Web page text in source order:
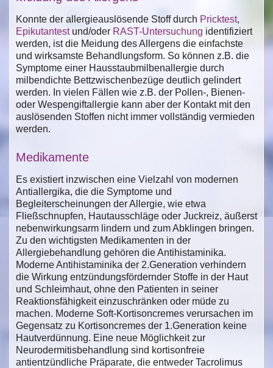
Konnte der allergieauslösende Stoff durch Pricktest,
Epikutantestund/oder RAST-Untersuchung identifiziert
werden, ist die Meidung des Allergens die einfachste
und wirksamste Behandlungsform. So können z.B. die
Symptome einer Hausstaubmilbenallergie durch
milbendichte Bettzwischenbezüge deutlich gelindert
werden. In vielen Fällen wie z.B. der Pollen-, Bienen-
oder Wespengiftallergie kann aber der Kontakt mit den
auslösenden Stoffen nicht immer vollständig vermieden
werden.
Medikamente
Es existiert inzwischen eine Vielzahl von modernen
Antiallergika, die die Symptome und
Begleiterscheinungen der Allergie, wie etwa
Fließschnupfen, Hautausschläge oder Juckreiz, äußerst
nebenwirkungsarm lindern und zum Abklingen bringen.
Zu den wichtigsten Medikamenten in der
Allergiebehandlung gehören die Antihistaminika.
Moderne Antihistaminika der 2.Generation verhindern
die Wirkung entzündungsfördernder Stoffe in der Haut
und Schleimhaut, ohne den Patienten in seiner
Reaktionsfähigkeit einzuschränken oder müde zu
machen. Moderne Soft-Kortisoncremes verursachen im
Gegensatz zu Kortisoncremes der 1.Generation keine
Hautverdünnung. Eine neue Möglichkeit zur
Neurodermitisbehandlung sind kortisonfreie
antientzündliche Präparate, die entweder Tacrolimus